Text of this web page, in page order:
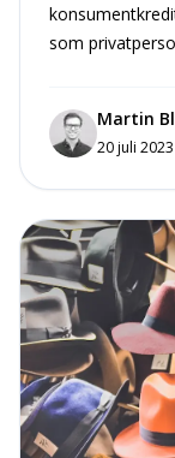
som
Martin
20 juli 2023